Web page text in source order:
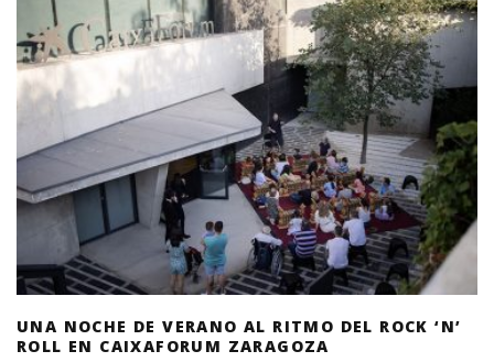
UNA NOCHE DE VERANO AL RITMO DEL ROCK ‘N’
ROLL EN CAIXAFORUM ZARAGOZA